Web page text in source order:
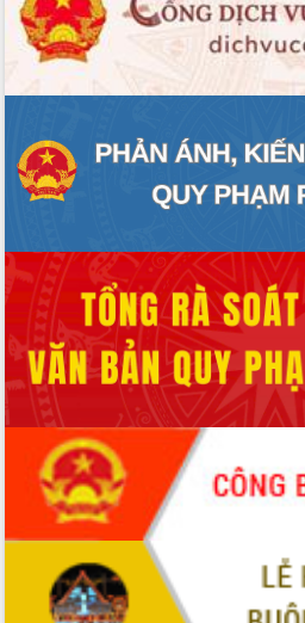
Họp báo thông tin về Hội nghị Công bố
Quy hoạch và Xúc tiến đầu tư tỉnh Đắk
Lắk
Khơi thông điểm nghẽn, đẩy nhanh
HĐND tỉnh thông qua điều chỉnh Quy
hoạch tỉnh thời kỳ 2021-2030
Hội thảo góp ý hồ sơ điều chỉnh quy
Nâng cao hiệu quả hoạt động của các
doanh nghiệp nhà nước
Hội nghị triển khai kết nối mạng
truyền số liệu chuyên dùng phục vụ cơ
quan Đảng, Nhà nước
Lễ phát động chuỗi hoạt động chung
tay làm sạch môi trường
Xã Ea Kar bước chuyển mình trong
công tác cải cách hành chính mô hình
UBND tỉnh họp báo định kỳ tháng 4
năm 2026
Hội thảo khoa học “Giải pháp thúc đẩy
phát triển nền kinh tế xanh tại tỉnh